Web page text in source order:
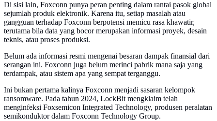
Di sisi lain, Foxconn punya peran penting dalam rantai pasok global
sejumlah produk elektronik. Karena itu, setiap masalah atau
gangguan terhadap Foxconn berpotensi memicu rasa khawatir,
terutama bila data yang bocor merupakan informasi proyek, desain
teknis, atau proses produksi.
Belum ada informasi resmi mengenai besaran dampak finansial dari
serangan ini. Foxconn juga belum merinci pabrik mana saja yang
terdampak, atau sistem apa yang sempat terganggu.
Ini bukan pertama kalinya Foxconn menjadi sasaran kelompok
ransomware. Pada tahun 2024, LockBit mengklaim telah
menginfeksi Foxsemicon Integrated Technology, produsen peralatan
semikonduktor dalam Foxconn Technology Group.